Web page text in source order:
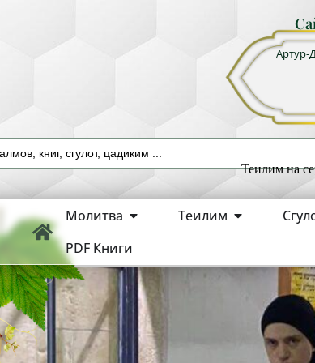
Артур-
Теилим на
Молитва Теилим
PDF Книги